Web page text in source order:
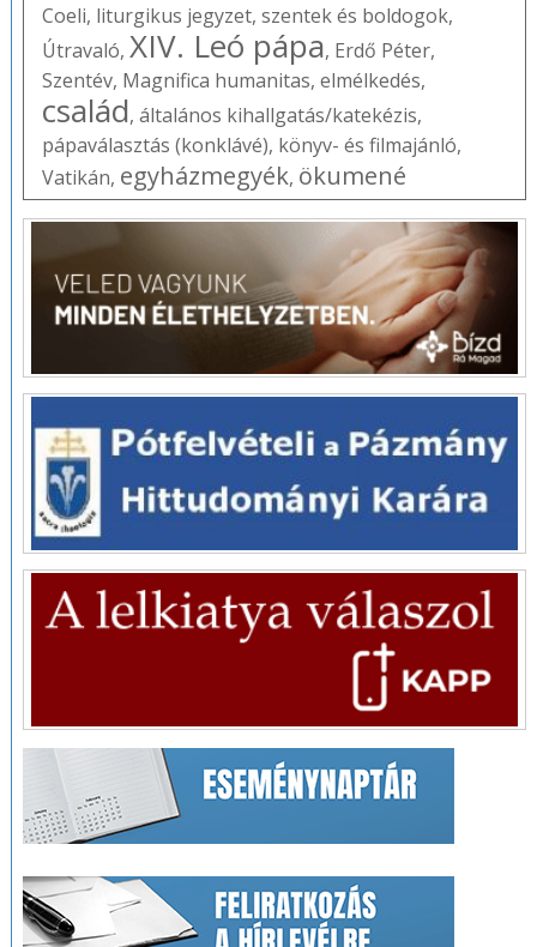
Coeli, liturgikus jegyzet, szentek és boldogok,
Útravaló, XIV. Leó pápa, Erdő Péter,
Szentév, Magnifica humanitas, elmélkedés,
család, általános kihallgatás/katekézis,
pápaválasztás (konklávé), könyv- és filmajánló,
Vatikán, egyházmegyék, ökumené